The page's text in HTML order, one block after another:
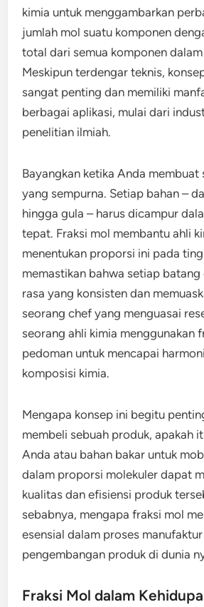
kimia untuk menggambarkan
jumlah mol suatu komponen
total dari semua komponen
Meskipun terdengar teknis,
sangat penting dan memiliki
berbagai aplikasi, mulai dari
penelitian ilmiah.
Bayangkan ketika Anda
yang sempurna. Setiap bahan –
hingga gula – harus dicampur
tepat. Fraksi mol membantu ahli
menentukan proporsi ini pada
memastikan bahwa setiap
rasa yang konsisten dan
seorang chef yang menguasai
seorang ahli kimia menggunakan
pedoman untuk mencapai
komposisi kimia.
Mengapa konsep ini begitu
membeli sebuah produk, apakah
Anda atau bahan bakar untuk
dalam proporsi molekuler dapat
kualitas dan efisiensi produk
sebabnya, mengapa fraksi mol
esensial dalam proses
pengembangan produk di dunia
Fraksi Mol dalam